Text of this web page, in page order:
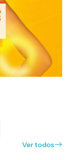
Ver todos